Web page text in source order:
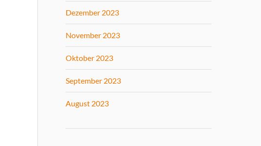
Dezember 2023
November 2023
Oktober 2023
September 2023
August 2023